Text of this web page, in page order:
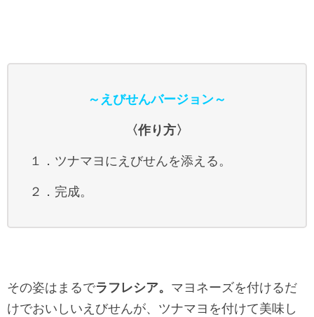
～えびせんバージョン～
〈作り方〉
１．ツナマヨにえびせんを添える。
２．完成。
その姿はまるでラフレシア。 マヨネーズを付けるだ
けでおいしいえびせんが、ツナマヨを付けて美味し